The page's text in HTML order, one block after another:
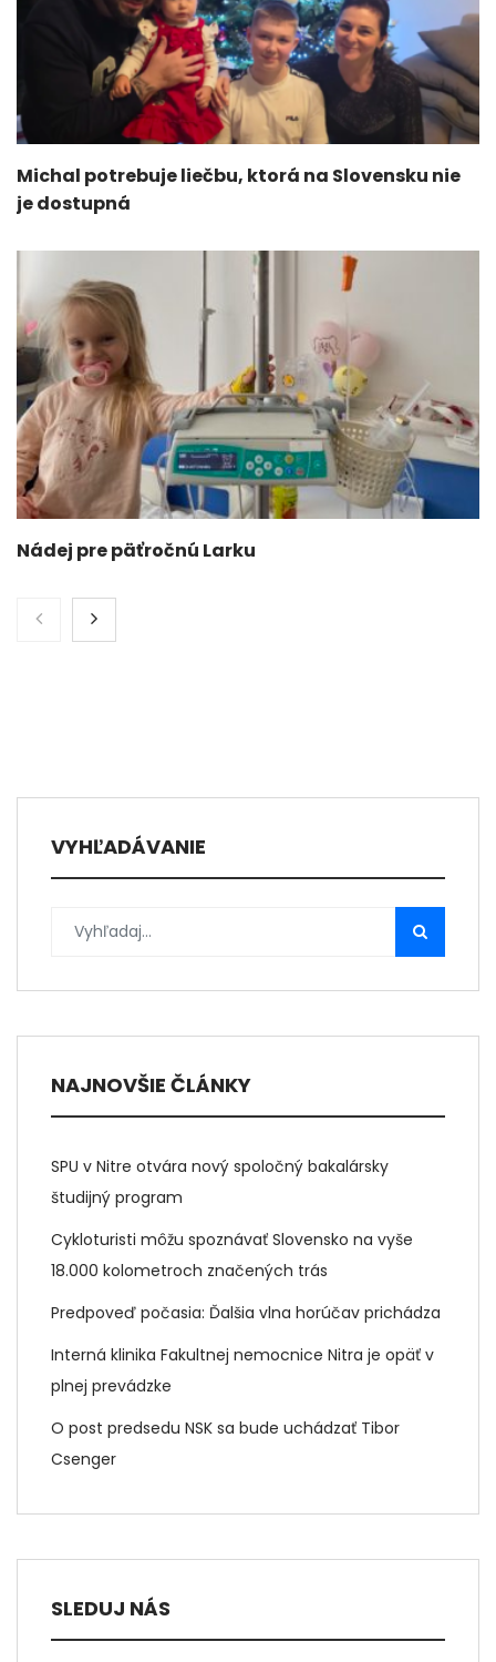
Michal potrebuje liečbu, ktorá na Slovensku nie
je dostupná
Nádej pre päťročnú Larku
VYHĽADÁVANIE
NAJNOVŠIE ČLÁNKY
SPU v Nitre otvára nový spoločný bakalársky
študijný program
Cykloturisti môžu spoznávať Slovensko na vyše
18.000 kolometroch značených trás
Predpoveď počasia: Ďalšia vlna horúčav prichádza
Interná klinika Fakultnej nemocnice Nitra je opäť v
plnej prevádzke
O post predsedu NSK sa bude uchádzať Tibor
Csenger
SLEDUJ NÁS